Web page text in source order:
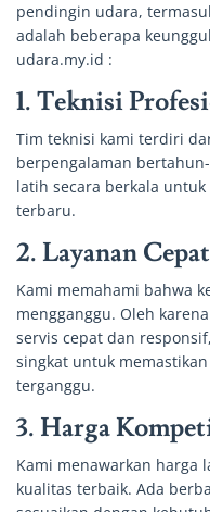
pendingin udara,
adalah beberapa
udara.my.id :
1.Teknisi
Tim teknisi kami terdiri
berpengalaman
latih secara berkala
terbaru.
2.Layanan
Kami memahami bahwa
mengganggu. Oleh
servis cepat dan
singkat untuk
terganggu.
3. Harga
Kami menawarkan harga
kualitas terbaik. Ada